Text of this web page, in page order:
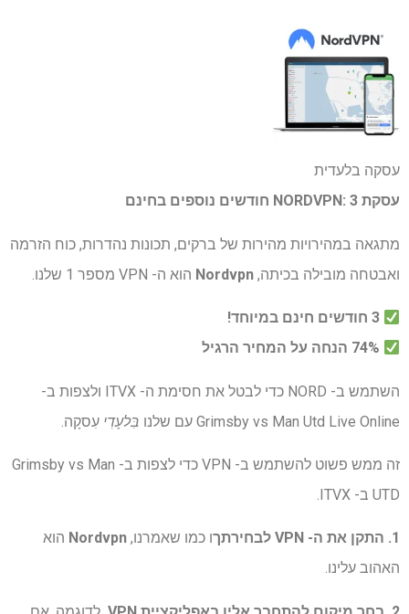
עסקה בלעדית
עסקת NORDVPN: 3 חודשים נוספים בחינם
מתגאה במהירויות מהירות של ברקים, תכונות נהדרות, כוח הזרמה
ואבטחה מובילה בכיתה, Nordvpn הוא ה- VPN מספר 1 שלנו.
3 חודשים חינם במיוחד!
השתמש ב- NORD כדי לבטל את חסימת ה- ITVX ולצפות ב-
Grimsby vs Man Utd Live Online עם שלנו
בִּלעָדִי עִסקָה.
זה ממש פשוט להשתמש ב- VPN כדי לצפות ב- Grimsby vs Man
UTD ב- ITVX.
1. התקן את ה- VPN לבחירתך ו כמו שאמרנו, Nordvpn הוא
האהוב עלינו.